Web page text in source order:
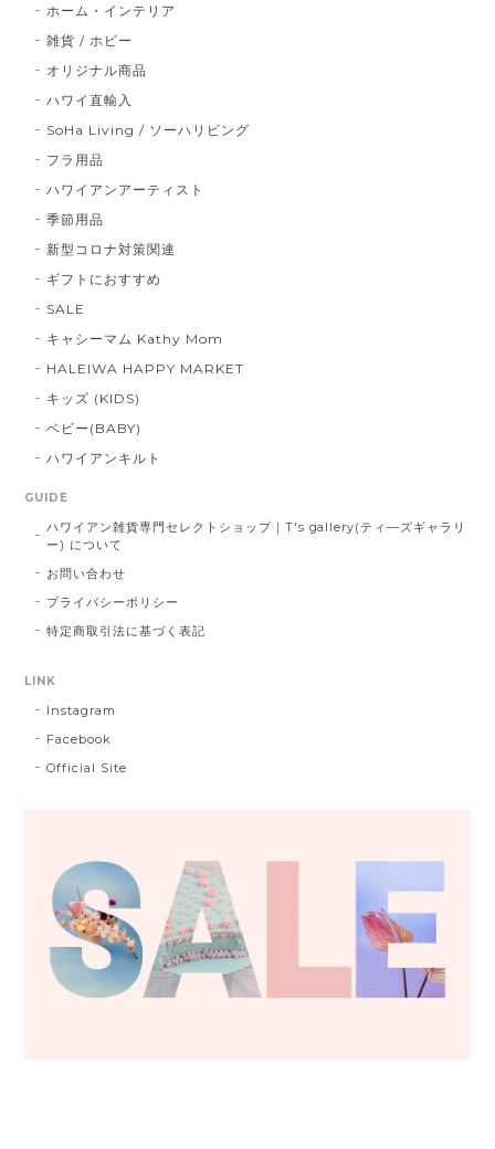
ホーム・インテリア
雑貨 / ホビー
オリジナル商品
ハワイ直輸入
SoHa Living / ソーハリビング
フラ用品
ハワイアンアーティスト
季節用品
新型コロナ対策関連
ギフトにおすすめ
SALE
キャシーマム Kathy Mom
HALEIWA HAPPY MARKET
キッズ (KIDS)
ベビー(BABY)
ハワイアンキルト
GUIDE
ハワイアン雑貨専門セレクトショップ｜T's gallery(ティ―ズギャラリ
ー) について
お問い合わせ
プライバシーポリシー
特定商取引法に基づく表記
LINK
Instagram
Facebook
Official Site